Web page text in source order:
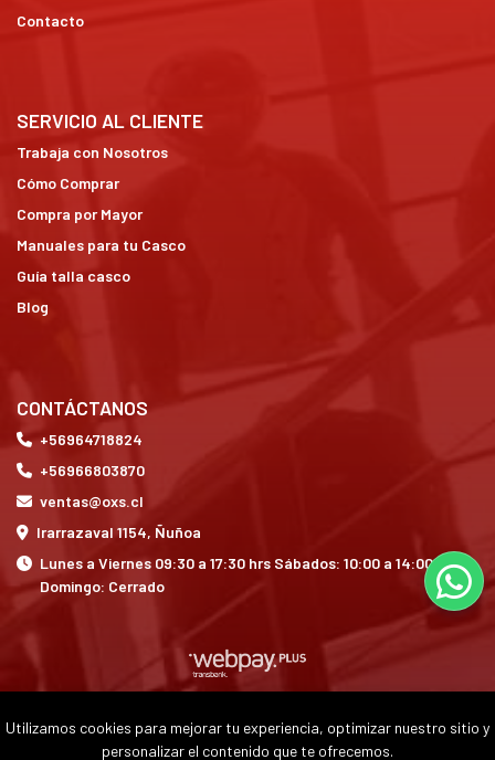
Contacto
SERVICIO AL CLIENTE
Trabaja con Nosotros
Cómo Comprar
Compra por Mayor
Manuales para tu Casco
Guía talla casco
Blog
CONTÁCTANOS
+56964718824
+56966803870
ventas@oxs.cl
Irarrazaval 1154, Ñuñoa
Lunes a Viernes 09:30 a 17:30 hrs Sábados: 10:00 a 14:00 hrs
Domingo: Cerrado
OXS © 2026
Utilizamos cookies para mejorar tu experiencia, optimizar nuestro sitio y
personalizar el contenido que te ofrecemos.